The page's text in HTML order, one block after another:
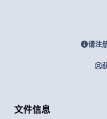
请注
文件信息